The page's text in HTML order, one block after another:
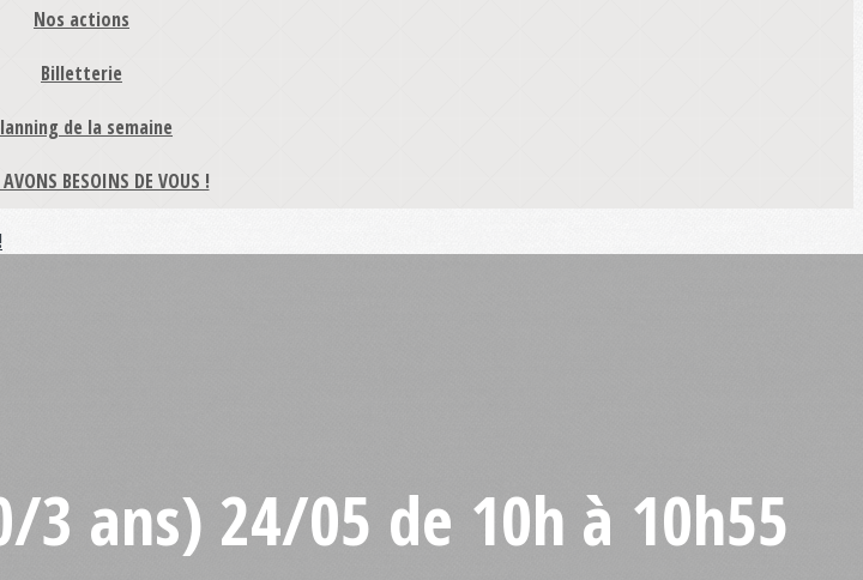
Nos actions
Billetterie
de la semaine
BESOINS DE VOUS !
3 ans) 24/05 de 10h à 10h55